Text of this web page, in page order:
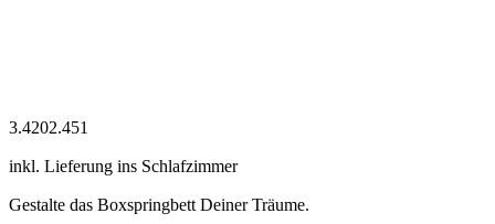
3.4202.451
inkl. Lieferung ins Schlafzimmer
Gestalte das Boxspringbett Deiner Träume.